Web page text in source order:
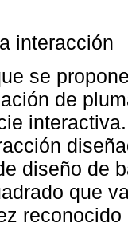
interacción
se
de
diseño de
que